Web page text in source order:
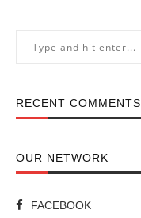
RECENT COMMENTS
OUR NETWORK
FACEBOOK